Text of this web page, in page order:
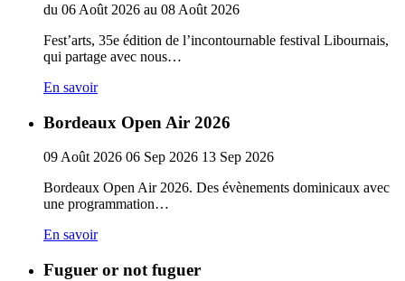
du 06 Août 2026 au 08 Août 2026
Fest’arts, 35e édition de l’incontournable festival Libournais,
qui partage avec nous…
En savoir
Bordeaux Open Air 2026
09 Août 2026 06 Sep 2026 13 Sep 2026
Bordeaux Open Air 2026. Des évènements dominicaux avec
une programmation…
En savoir
Fuguer or not fuguer